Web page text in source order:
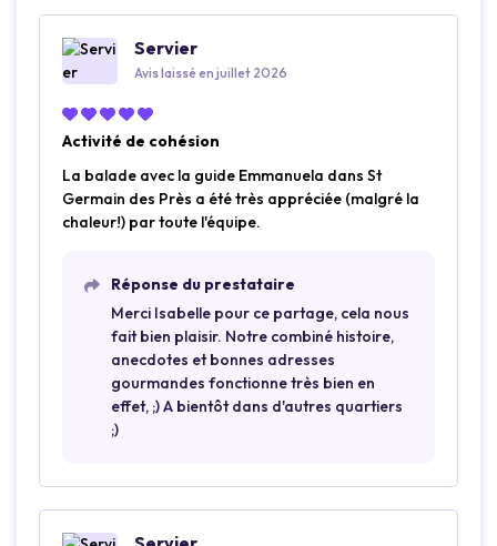
Servier
Avis laissé en juillet 2026
Activité de cohésion
La balade avec la guide Emmanuela dans St
Germain des Près a été très appréciée (malgré la
chaleur!) par toute l'équipe.
Réponse du prestataire
Merci Isabelle pour ce partage, cela nous
fait bien plaisir. Notre combiné histoire,
anecdotes et bonnes adresses
gourmandes fonctionne très bien en
effet, ;) A bientôt dans d'autres quartiers
;)